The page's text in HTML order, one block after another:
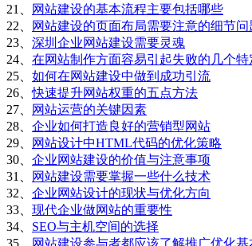
21、
网站建设的基本流程主要包括哪些
22、
网站建设的页面布局需要注意的细节问
23、 深圳企业网站建设需要灵魂
24、 在网站制作方面容易引起失败的几个特
25、 如何在网站建设中做到成功引流
26、快速提升网站权重的五点方法
27、
网站运营的关键因素
28、 企业如何打造良好的营销型网站
29、
网站设计中HTML代码的优化策略
30、 企业网站建设的价值与注意事项
31、
网站建设需要掌握一些什么技术
32、 企业网站设计的现状与优化方向
33、 现代企业做网站的重要性
34、 SEO与主机空间的选择
35、
网站建设参与者都应该了解推广优化基